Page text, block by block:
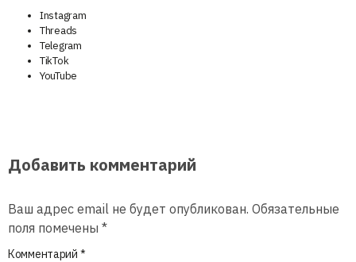
Instagram
Threads
Telegram
TikTok
YouTube
Добавить комментарий
Ваш адрес email не будет опубликован. Обязательные
поля помечены *
Комментарий *